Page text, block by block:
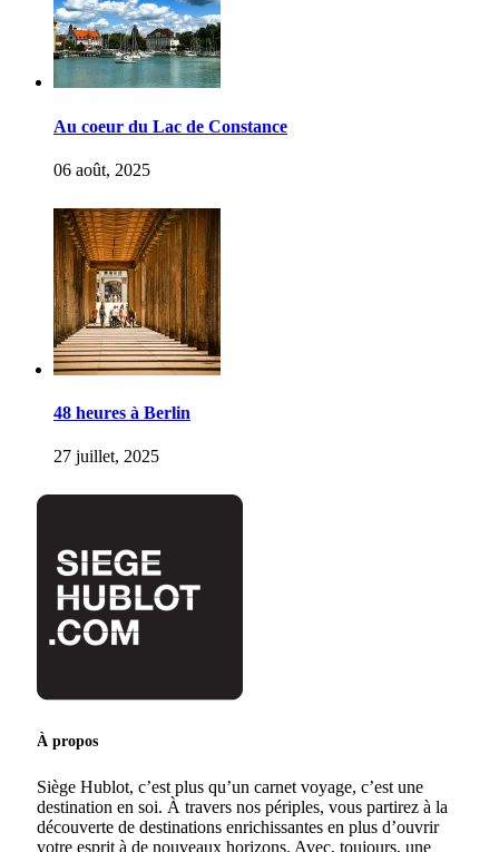
Au coeur du Lac de Constance
06 août, 2025
48 heures à Berlin
27 juillet, 2025
À propos
Siège Hublot, c’est plus qu’un carnet voyage, c’est une
destination en soi. À travers nos périples, vous partirez à la
découverte de destinations enrichissantes en plus d’ouvrir
votre esprit à de nouveaux horizons. Avec, toujours, une